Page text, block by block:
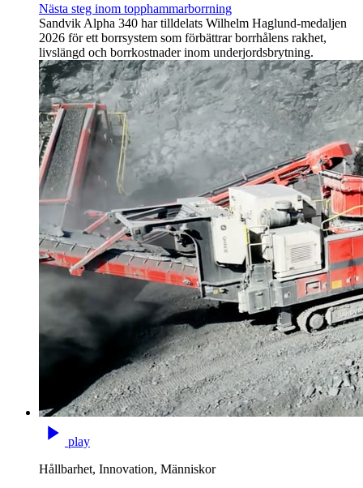
Nästa steg inom topphammarborrning
Sandvik Alpha 340 har tilldelats Wilhelm Haglund-medaljen
2026 för ett borrsystem som förbättrar borrhålens rakhet,
livslängd och borrkostnader inom underjordsbrytning.
play
Hållbarhet, Innovation, Människor